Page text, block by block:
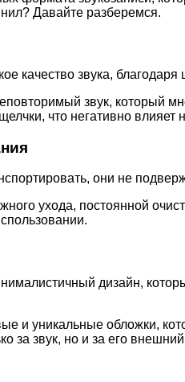
Давайте разберемся.
качество звука,
звук, который
что негативно влияет
они не
ухода, постоянной
дизайн,
и уникальные обложки,
за звук, но и за его